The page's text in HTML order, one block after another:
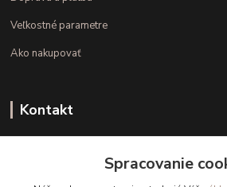
Veľkostné parametre
Ako nakupovať
Kontakt
(Po.-Pi. 10.00 - 15.00)Spracovanie